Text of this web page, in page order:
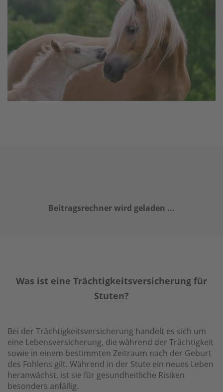
Beitragsrechner wird geladen ...
Was ist eine Trächtigkeitsversicherung für
Stuten?
Bei der Trächtigkeitsversicherung handelt es sich um
eine Lebensversicherung, die während der Trächtigkeit
sowie in einem bestimmten Zeitraum nach der Geburt
des Fohlens gilt. Während in der Stute ein neues Leben
heranwächst, ist sie für gesundheitliche Risiken
besonders anfällig.